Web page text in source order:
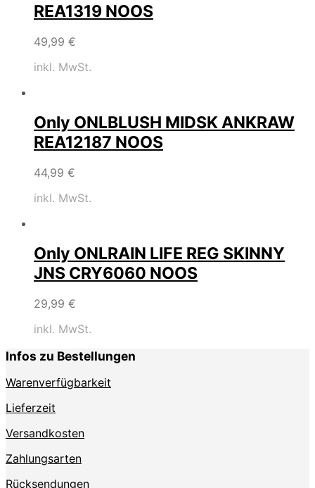
REA1319 NOOS
49,99 €
inkl. MwSt.
Only ONLBLUSH MIDSK ANKRAW
REA12187 NOOS
44,99 €
inkl. MwSt.
Only ONLRAIN LIFE REG SKINNY
JNS CRY6060 NOOS
29,99 €
inkl. MwSt.
Infos zu Bestellungen
Warenverfügbarkeit
Lieferzeit
Versandkosten
Zahlungsarten
Rücksendungen